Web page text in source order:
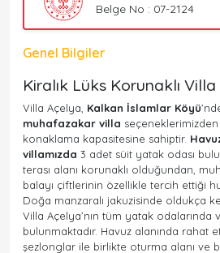
Belge No : 07-2124
Genel Bilgiler
Kiralık Lüks Korunaklı Villa
Villa Açelya, Kalkan İslamlar Köyü
muhafazakar villa
konaklama kapasitesine sahiptir.
villamızda 3 adet süit yatak odası
terası alanı korunaklı olduğundan,
balayı çiftlerinin özellikle tercih ettiği
Doğa manzaralı jakuzisinde oldukça
Villa Açelya’nın tüm yatak odalarında
bulunmaktadır. Havuz alanında rahat
şezlonglar ile birlikte oturma alanı ve